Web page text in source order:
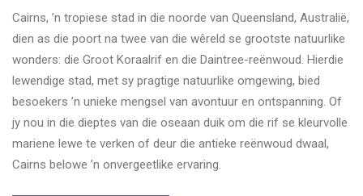
Cairns, ’n tropiese stad in die noorde van Queensland, Australië,
dien as die poort na twee van die wêreld se grootste natuurlike
wonders: die Groot Koraalrif en die Daintree-reënwoud. Hierdie
lewendige stad, met sy pragtige natuurlike omgewing, bied
besoekers ’n unieke mengsel van avontuur en ontspanning. Of
jy nou in die dieptes van die oseaan duik om die rif se kleurvolle
mariene lewe te verken of deur die antieke reënwoud dwaal,
Cairns belowe ’n onvergeetlike ervaring.